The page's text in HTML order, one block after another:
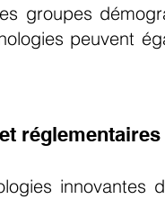
groupes
peuvent
réglementaires